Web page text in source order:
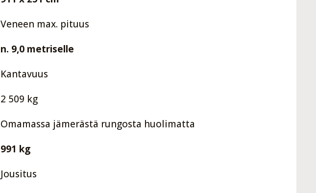
Veneen max. pituus
n. 9,0 metriselle
Kantavuus
2 509 kg
Omamassa jämerästä rungosta huolimatta
991 kg
Jousitus